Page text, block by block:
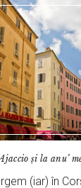
și la anu’
(iar) în